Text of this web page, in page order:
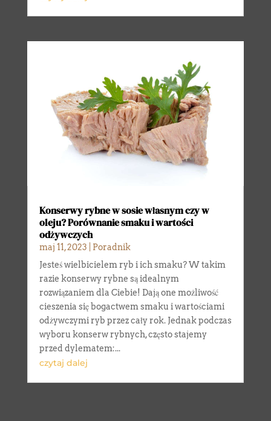
Konserwy rybne w sosie własnym czy w
oleju? Porównanie smaku i wartości
odżywczych
maj 11, 2023
Poradnik
Jesteś wielbicielem ryb i ich smaku? W takim
razie konserwy rybne są idealnym
rozwiązaniem dla Ciebie! Dają one możliwość
cieszenia się bogactwem smaku i wartościami
odżywczymi ryb przez cały rok. Jednak podczas
wyboru konserw rybnych, często stajemy
przed dylematem:...
czytaj dalej